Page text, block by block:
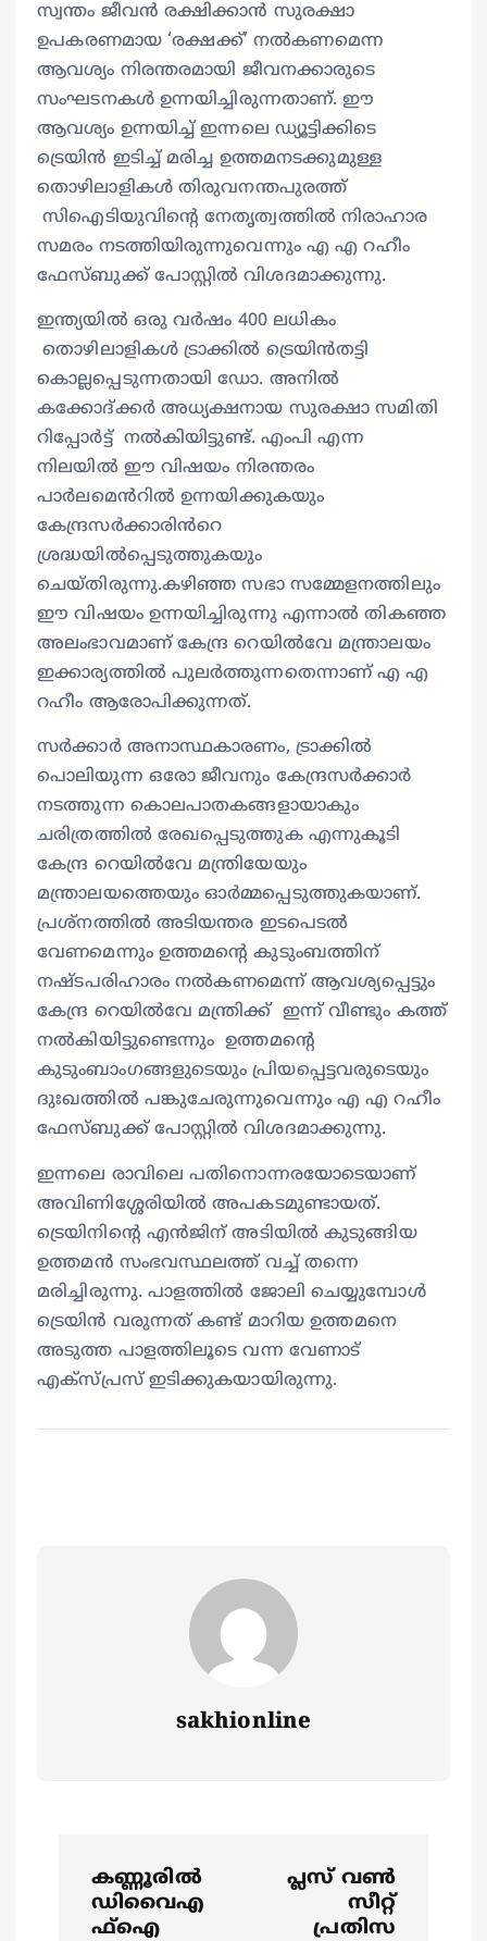
സ്വന്തം ജീവൻ രക്ഷിക്കാൻ സുരക്ഷാ
ഉപകരണമായ ‘രക്ഷക്ക്’ നൽകണമെന്ന
ആവശ്യം നിരന്തരമായി ജീവനക്കാരുടെ
സംഘടനകൾ ഉന്നയിച്ചിരുന്നതാണ്. ഈ
ആവശ്യം ഉന്നയിച്ച് ഇന്നലെ ഡ്യൂട്ടിക്കിടെ
ട്രെയിൻ ഇടിച്ച് മരിച്ച ഉത്തമനടക്കുമുള്ള
തൊഴിലാളികൾ തിരുവനന്തപുരത്ത്
സിഐടിയുവിന്റെ നേതൃത്വത്തിൽ നിരാഹാര
സമരം നടത്തിയിരുന്നുവെന്നും എ എ റഹീം
ഫേസ്ബുക്ക് പോസ്റ്റിൽ വിശദമാക്കുന്നു.
ഇന്ത്യയിൽ ഒരു വർഷം 400 ലധികം
തൊഴിലാളികൾ ട്രാക്കിൽ ട്രെയിൻതട്ടി
കൊല്ലപ്പെടുന്നതായി ഡോ. അനിൽ
കക്കോദ്‌ക്കർ അധ്യക്ഷനായ സുരക്ഷാ സമിതി
റിപ്പോർട്ട്‌ നൽകിയിട്ടുണ്ട്. എംപി എന്ന
നിലയിൽ ഈ വിഷയം നിരന്തരം
പാർലമെൻറിൽ ഉന്നയിക്കുകയും
കേന്ദ്രസർക്കാരിൻറെ
ശ്രദ്ധയിൽപ്പെടുത്തുകയും
ചെയ്തിരുന്നു.കഴിഞ്ഞ സഭാ സമ്മേളനത്തിലും
ഈ വിഷയം ഉന്നയിച്ചിരുന്നു എന്നാൽ തികഞ്ഞ
അലംഭാവമാണ് കേന്ദ്ര റെയിൽവേ മന്ത്രാലയം
ഇക്കാര്യത്തിൽ പുലർത്തുന്നതെന്നാണ് എ എ
റഹീം ആരോപിക്കുന്നത്.
സർക്കാർ അനാസ്ഥകാരണം, ട്രാക്കിൽ
പൊലിയുന്ന ഒരോ ജീവനും കേന്ദ്രസർക്കാർ
നടത്തുന്ന കൊലപാതകങ്ങളായാകും
ചരിത്രത്തിൽ രേഖപ്പെടുത്തുക എന്നുകൂടി
കേന്ദ്ര റെയിൽവേ മന്ത്രിയേയും
മന്ത്രാലയത്തെയും ഓർമ്മപ്പെടുത്തുകയാണ്.
പ്രശ്നത്തിൽ അടിയന്തര ഇടപെടൽ
വേണമെന്നും ഉത്തമന്റെ കുടുംബത്തിന്
നഷ്ടപരിഹാരം നൽകണമെന്ന് ആവശ്യപ്പെട്ടും
കേന്ദ്ര റെയിൽവേ മന്ത്രിക്ക് ഇന്ന് വീണ്ടും കത്ത്
നൽകിയിട്ടുണ്ടെന്നും ഉത്തമന്റെ
കുടുംബാംഗങ്ങളുടെയും പ്രിയപ്പെട്ടവരുടെയും
ദുഃഖത്തിൽ പങ്കുചേരുന്നുവെന്നും എ എ റഹീം
ഫേസ്ബുക്ക് പോസ്റ്റിൽ വിശദമാക്കുന്നു.
ഇന്നലെ രാവിലെ പതിനൊന്നരയോടെയാണ്
അവിണിശ്ശേരിയിൽ അപകടമുണ്ടായത്.
ട്രെയിനിന്റെ എൻജിന് അടിയിൽ കുടുങ്ങിയ
ഉത്തമൻ സംഭവസ്ഥലത്ത് വച്ച് തന്നെ
മരിച്ചിരുന്നു. പാളത്തിൽ ജോലി ചെയ്യുമ്പോൾ
ട്രെയിൻ വരുന്നത് കണ്ട് മാറിയ ഉത്തമനെ
അടുത്ത പാളത്തിലൂടെ വന്ന വേണാട്
എക്സ്പ്രസ് ഇടിക്കുകയായിരുന്നു.
sakhionline
കണ്ണൂരിൽ
ഡിവൈഎ
ഫ്ഐ
പ്ലസ് വൺ
സീറ്റ്
പ്രതിസ